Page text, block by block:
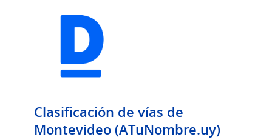
Clasificación de vías de
Montevideo (ATuNombre.uy)